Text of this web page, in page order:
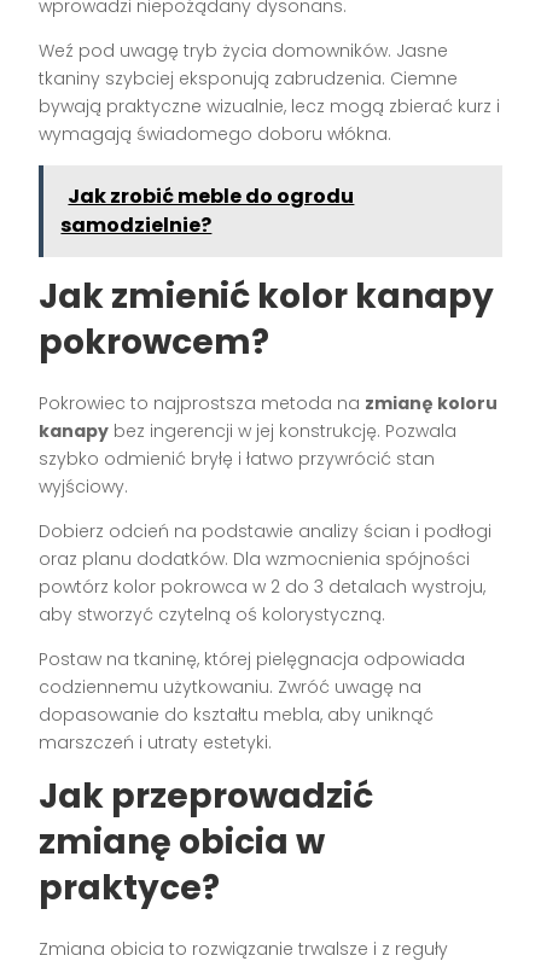
wprowadzi niepożądany dysonans.
Weź pod uwagę tryb życia domowników. Jasne
tkaniny szybciej eksponują zabrudzenia. Ciemne
bywają praktyczne wizualnie, lecz mogą zbierać kurz i
wymagają świadomego doboru włókna.
Jak zrobić meble do ogrodu
samodzielnie?
Jak zmienić kolor kanapy
pokrowcem?
Pokrowiec to najprostsza metoda na zmianę koloru
kanapy bez ingerencji w jej konstrukcję. Pozwala
szybko odmienić bryłę i łatwo przywrócić stan
wyjściowy.
Dobierz odcień na podstawie analizy ścian i podłogi
oraz planu dodatków. Dla wzmocnienia spójności
powtórz kolor pokrowca w 2 do 3 detalach wystroju,
aby stworzyć czytelną oś kolorystyczną.
Postaw na tkaninę, której pielęgnacja odpowiada
codziennemu użytkowaniu. Zwróć uwagę na
dopasowanie do kształtu mebla, aby uniknąć
marszczeń i utraty estetyki.
Jak przeprowadzić
zmianę obicia w
praktyce?
Zmiana obicia to rozwiązanie trwalsze i z reguły